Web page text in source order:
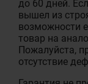
до 60 дней.
вышел из
возможности
товар на
Пожалуйста,
отсутствие